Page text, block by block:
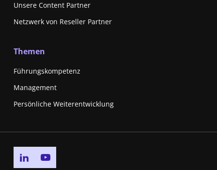
Unsere Content Partner
Netzwerk von Reseller Partner
Themen
Führungskompetenz
Management
Persönliche Weiterentwicklung
Go to linkedin page